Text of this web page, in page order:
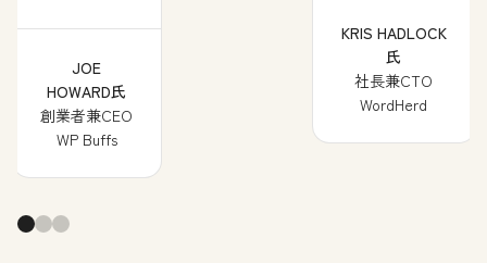
JOE
HOWARD氏
創業者兼CEO
WP Buffs
KRIS HADLOCK
氏
社長兼CTO
WordHerd